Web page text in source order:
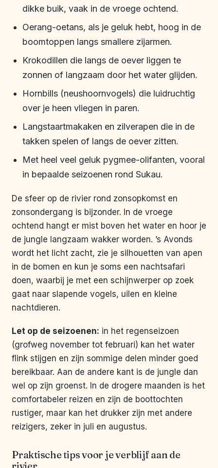
dikke buik, vaak in de vroege ochtend.
Oerang-oetans, als je geluk hebt, hoog in de
boomtoppen langs smallere zijarmen.
Krokodillen die langs de oever liggen te
zonnen of langzaam door het water glijden.
Hornbills (neushoornvogels) die luidruchtig
over je heen vliegen in paren.
Langstaartmakaken en zilverapen die in de
takken spelen of langs de oever zitten.
Met heel veel geluk pygmee-olifanten, vooral
in bepaalde seizoenen rond Sukau.
De sfeer op de rivier rond zonsopkomst en
zonsondergang is bijzonder. In de vroege
ochtend hangt er mist boven het water en hoor je
de jungle langzaam wakker worden. ’s Avonds
wordt het licht zacht, zie je silhouetten van apen
in de bomen en kun je soms een nachtsafari
doen, waarbij je met een schijnwerper op zoek
gaat naar slapende vogels, uilen en kleine
nachtdieren.
Let op de seizoenen: in het regenseizoen
(grofweg november tot februari) kan het water
flink stijgen en zijn sommige delen minder goed
bereikbaar. Aan de andere kant is de jungle dan
wel op zijn groenst. In de drogere maanden is het
comfortabeler reizen en zijn de boottochten
rustiger, maar kan het drukker zijn met andere
reizigers, zeker in juli en augustus.
Praktische tips voor je verblijf aan de